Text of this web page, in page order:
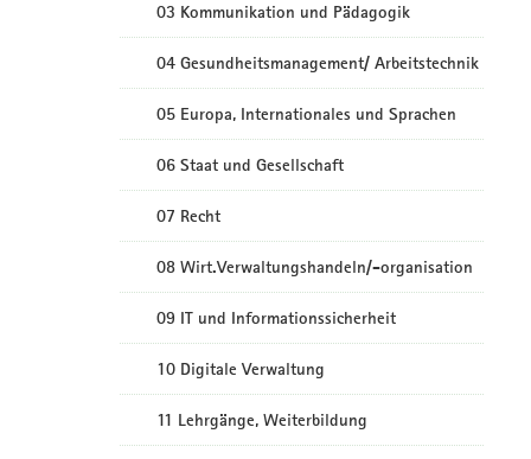
03 Kommunikation und Pädagogik
04 Gesundheitsmanagement/ Arbeitstechnik
05 Europa, Internationales und Sprachen
06 Staat und Gesellschaft
07 Recht
08 Wirt.Verwaltungshandeln/-organisation
09 IT und Informationssicherheit
10 Digitale Verwaltung
11 Lehrgänge, Weiterbildung